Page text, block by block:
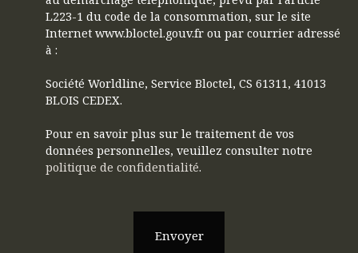
L223-1 du code de la consommation, sur le site
Internet www.bloctel.gouv.fr ou par courrier adressé
à :
Société Worldline, Service Bloctel, CS 61311, 41013
BLOIS CEDEX.
Pour en savoir plus sur le traitement de vos
données personnelles, veuillez consulter notre
politique de confidentialité.
Envoyer